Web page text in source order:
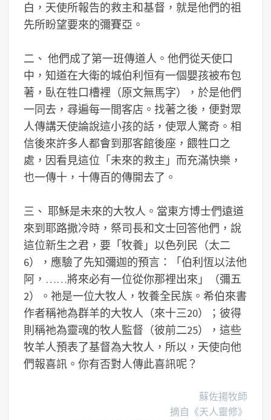
白，天使所報告的救主和基督，就是他們的祖
先所盼望要來的彌賽亞。
二、 他們成了第一班傳道人。他們從天使口
中，知道在大衛的城伯利恒有一個嬰孩被布包
著，臥在牲口槽裡（原文無馬字），於是他們
一同去，尋遍每一間客店。找著之後，便對眾
人傳講天使論說這小孩的話，使眾人驚奇。相
信後來許多人都會到那客館後座，餵牲口之
處，因看見這位「未來的救主」而充滿快樂，
也一傳十，十傳百的傳開去了。
三、 耶穌是未來的大牧人。當東方博士們遠道
來到耶路撒冷時，祭司長和文士回答他們，說
這位新生之君，要「牧養」以色列民（太二
6），應驗了先知彌迦的預言：「伯利恆以法他
阿，……將來必有一位從你那裡出來」（彌五
2）。祂是一位大牧人，牧養全民族。希伯來書
作者稱祂為群羊的大牧人（來十三20）；彼得
則稱祂為靈魂的牧人監督（彼前二25），這些
牧羊人預表了基督為大牧人，所以，天使向他
們報喜訊。你有否對人傳此喜訊呢？
蘇佐揚牧師
摘自《天人靈修》